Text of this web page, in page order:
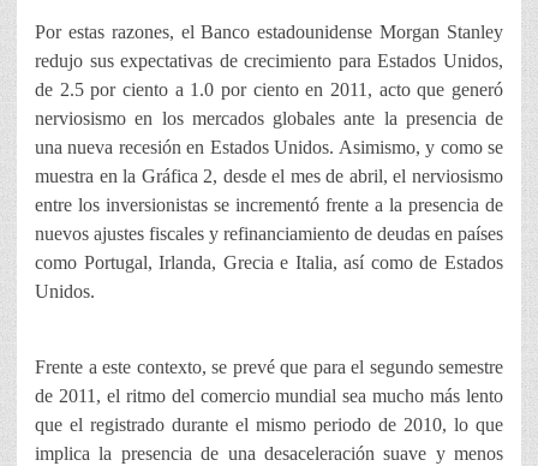
Por estas razones, el Banco estadounidense Morgan Stanley
redujo sus expectativas de crecimiento para Estados Unidos,
de 2.5 por ciento a 1.0 por ciento en 2011, acto que generó
nerviosismo en los mercados globales ante la presencia de
una nueva recesión en Estados Unidos. Asimismo, y como se
muestra en la Gráfica 2, desde el mes de abril, el nerviosismo
entre los inversionistas se incrementó frente a la presencia de
nuevos ajustes fiscales y refinanciamiento de deudas en países
como Portugal, Irlanda, Grecia e Italia, así como de Estados
Unidos.
Frente a este contexto, se prevé que para el segundo semestre
de 2011, el ritmo del comercio mundial sea mucho más lento
que el registrado durante el mismo periodo de 2010, lo que
implica la presencia de una desaceleración suave y menos